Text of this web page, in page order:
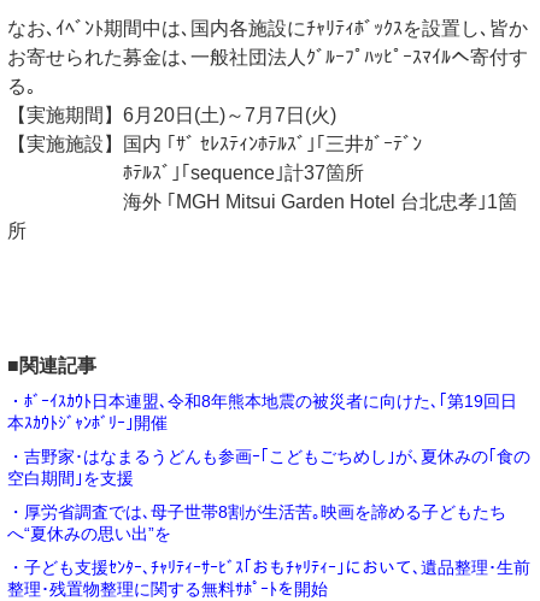
なお､ｲﾍﾞﾝﾄ期間中は､国内各施設にﾁｬﾘﾃｨﾎﾞｯｸｽを設置し､皆か
お寄せられた募金は､一般社団法人ｸﾞﾙｰﾌﾟﾊｯﾋﾟｰｽﾏｲﾙへ寄付す
る｡
【実施期間】6月20日(土)～7月7日(火)
【実施施設】国内 ｢ｻﾞ ｾﾚｽﾃｨﾝﾎﾃﾙｽﾞ｣｢三井ｶﾞｰﾃﾞﾝ
ﾎﾃﾙｽﾞ｣｢sequence｣計37箇所
海外 ｢MGH Mitsui Garden Hotel 台北忠孝｣1箇
所
■関連記事
・ﾎﾞｰｲｽｶｳﾄ日本連盟､令和8年熊本地震の被災者に向けた､｢第19回日
本ｽｶｳﾄｼﾞｬﾝﾎﾞﾘｰ｣開催
・吉野家･はなまるうどんも参画ｰ｢こどもごちめし｣が､夏休みの｢食の
空白期間｣を支援
・厚労省調査では､母子世帯8割が生活苦｡映画を諦める子どもたち
へ“夏休みの思い出”を
・子ども支援ｾﾝﾀｰ､ﾁｬﾘﾃｨｰｻｰﾋﾞｽ｢おもﾁｬﾘﾃｨｰ｣において､遺品整理･生前
整理･残置物整理に関する無料ｻﾎﾟｰﾄを開始